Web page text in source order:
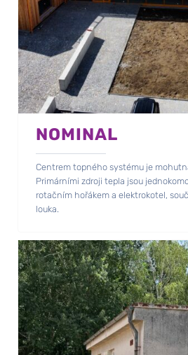
NOMINAL
Centrem topného systému je
Primárními zdroji tepla jsou
rotačním hořákem a elektrokotel,
louka.